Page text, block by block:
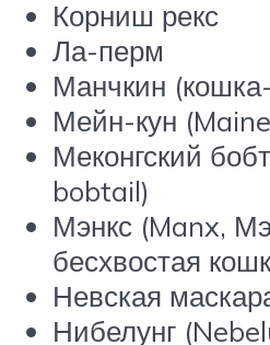
Корниш рекс
Ла-перм
Манчкин
Мейн-кун
Меконгский
bobtail)
Мэнкс (Manx,
бесхвостая
Невская
Нибелунг